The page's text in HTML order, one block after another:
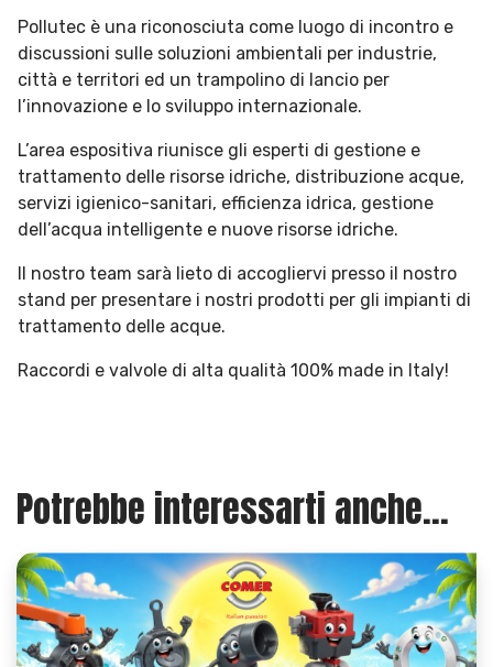
Pollutec è una riconosciuta come luogo di incontro e
discussioni sulle soluzioni ambientali per industrie,
città e territori ed un trampolino di lancio per
l’innovazione e lo sviluppo internazionale.
L’area espositiva riunisce gli esperti di gestione e
trattamento delle risorse idriche, distribuzione acque,
servizi igienico-sanitari, efficienza idrica, gestione
dell’acqua intelligente e nuove risorse idriche.
Il nostro team sarà lieto di accogliervi presso il nostro
stand per presentare i nostri prodotti per gli impianti di
trattamento delle acque.
Raccordi e valvole di alta qualità 100% made in Italy!
Potrebbe interessarti anche...